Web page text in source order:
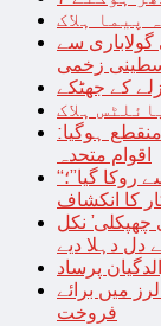
سے
زخمی
کے جھٹکے
ہوگیا:
اقوام متحدہ
“ایوارڈ شو میں غزہ کے حق میں بولنے سے روکا گیا”؛
کا انکشاف
چھپکلی’ نکل
دل دہلا دیے
پرساد
جزیرہ صرف 25 لاکھ ڈالرز میں برائے
فروخت